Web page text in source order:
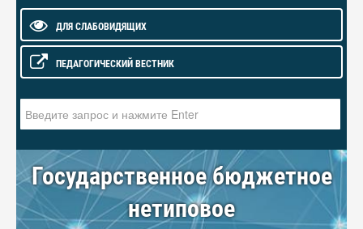
ДЛЯ СЛАБОВИДЯЩИХ
ПЕДАГОГИЧЕСКИЙ ВЕСТНИК
Государственное бюджетное
нетиповое